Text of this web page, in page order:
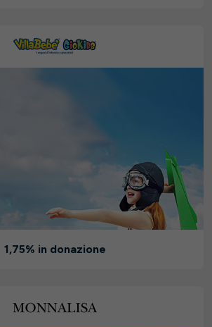
1,75% in donazione